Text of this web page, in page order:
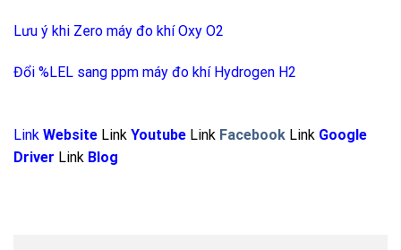
Lưu ý khi Zero máy đo khí Oxy O2
Đổi %LEL sang ppm máy đo khí Hydrogen H2
Link Website Link Youtube Link Facebook Link Google
Driver Link Blog